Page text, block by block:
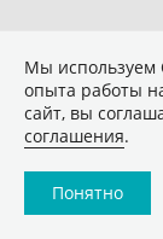
Мы используем
опыта работы
сайт, вы
соглашения.
Понятно